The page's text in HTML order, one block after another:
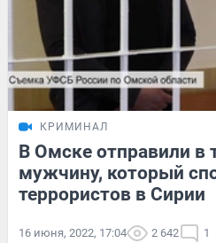
КРИМИНАЛ
В Омске отправили в
мужчину, который
террористов в Сирии
16 июня, 2022, 17:04 2 642 1